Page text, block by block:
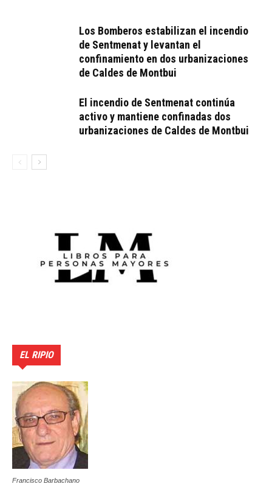
Los Bomberos estabilizan el incendio
de Sentmenat y levantan el
confinamiento en dos urbanizaciones
de Caldes de Montbui
El incendio de Sentmenat continúa
activo y mantiene confinadas dos
urbanizaciones de Caldes de Montbui
EL RIPIO
Francisco Barbachano